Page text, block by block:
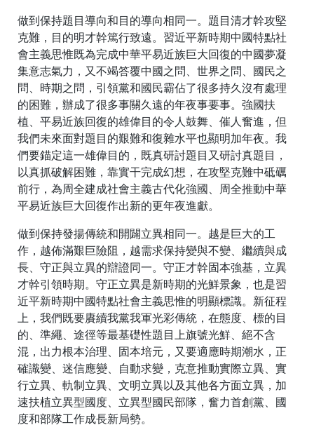
做到保持題目導向和目的導向相同一。題目清才幹攻堅
克難，目的明才幹篤行致遠。習近平新時期中國特點社
會主義思惟既為完成中華平易近族巨大回復的中國夢凝
集意志氣力，又不竭答覆中國之問、世界之問、國民之
問、時期之問，引領黨和國民霸佔了很多持久沒有處理
的困難，辦成了很多事關久遠的年夜事要事。強國扶
植、平易近族回復的雄偉目的令人鼓舞、催人奮進，但
我們未來面對題目的艱難和復雜水平也顯明加年夜。我
們要錨定這一雄偉目的，既真研討題目又研討真題目，
以真抓破解困難，靠實干完成幻想，在攻堅克難中砥礪
前行，為周全建成社會主義古代化強國、周全推動中華
平易近族巨大回復作出新的更年夜進獻。
做到保持發揚傳統和開闢立異相同一。越是巨大的工
作，越佈滿艱巨險阻，越需求保持變與不變、繼續與成
長、守正與立異的辯證同一。守正才幹固本強基，立異
才幹引領時期。守正立異是新時期的光鮮景象，也是習
近平新時期中國特點社會主義思惟的明顯標識。新征程
上，我們既要賡續我黨我軍光彩傳統，在態度、標的目
的、準繩、途徑等最基礎性題目上旗號光鮮、絕不含
混，出力根本治理、固本培元，又要適應時期潮水，正
確識變、迷信應變、自動求變，克意推動實際立異、實
行立異、軌制立異、文明立異以及其他各方面立異，加
速扶植立異型國度、立異型國民部隊，奮力首創黨、國
度和部隊工作成長新局勢。